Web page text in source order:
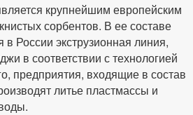
крупнейшим европейским
сорбентов. В ее составе
в России экструзионная линия,
в соответствии с технологией
предприятия, входящие в состав
литье пластмассы и